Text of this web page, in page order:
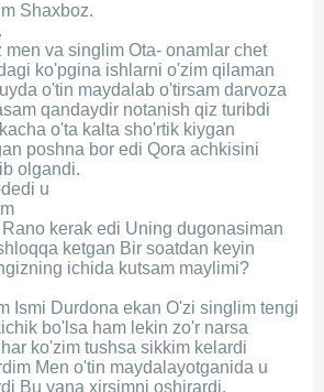
Shaxboz.
va singlim Ota- onamlar chet
ko'pgina ishlarni o'zim qilaman
o'tin maydalab o'tirsam darvoza
qandaydir notanish qiz turibdi
o'ta kalta sho'rtik kiygan
poshna bor edi Qora achkisini
olgandi.
u
kerak edi Uning dugonasiman
ketgan Bir soatdan keyin
ichida kutsam maylimi?
Ismi Durdona ekan O'zi singlim tengi
bo'lsa ham lekin zo'r narsa
ko'zim tushsa sikkim kelardi
Men o'tin maydalayotganida u
Bu yana xirsimni oshirardi.